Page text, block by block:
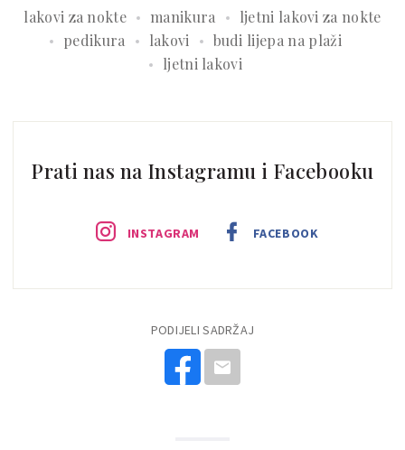
lakovi za nokte manikura
ljetni lakovi za nokte
pedikura
lakovi
budi lijepa na plaži
ljetni lakovi
Prati nas na Instagramu i Facebooku
INSTAGRAM FACEBOOK
PODIJELI SADRŽAJ